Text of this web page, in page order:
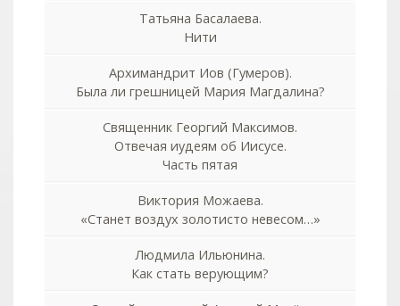
Татьяна Басалаева.
Нити
Архимандрит Иов (Гумеров).
Была ли грешницей Мария Магдалина?
Священник Георгий Максимов.
Отвечая иудеям об Иисусе.
Часть пятая
Виктория Можаева.
«Станет воздух золотисто невесом…»
Людмила Ильюнина.
Как стать верующим?